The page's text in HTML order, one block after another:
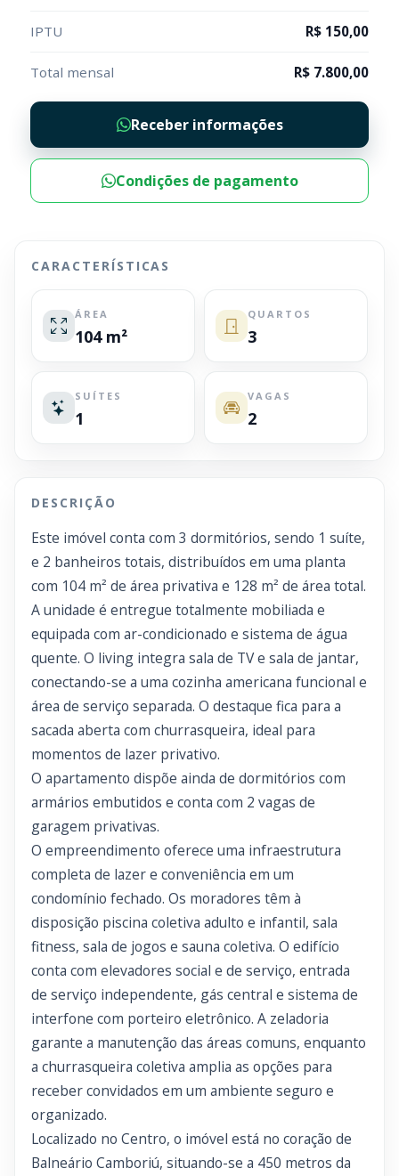
IPTU R$ 150,00
Total mensal R$ 7.800,00
Receber informações
Condições de pagamento
CARACTERÍSTICAS
ÁREA
104 m²
QUARTOS
3
SUÍTES
1
VAGAS
2
DESCRIÇÃO
Este imóvel conta com 3 dormitórios, sendo 1 suíte,
e 2 banheiros totais, distribuídos em uma planta
com 104 m² de área privativa e 128 m² de área total.
A unidade é entregue totalmente mobiliada e
equipada com ar-condicionado e sistema de água
quente. O living integra sala de TV e sala de jantar,
conectando-se a uma cozinha americana funcional e
área de serviço separada. O destaque fica para a
sacada aberta com churrasqueira, ideal para
momentos de lazer privativo.
O apartamento dispõe ainda de dormitórios com
armários embutidos e conta com 2 vagas de
garagem privativas.
O empreendimento oferece uma infraestrutura
completa de lazer e conveniência em um
condomínio fechado. Os moradores têm à
disposição piscina coletiva adulto e infantil, sala
fitness, sala de jogos e sauna coletiva. O edifício
conta com elevadores social e de serviço, entrada
de serviço independente, gás central e sistema de
interfone com porteiro eletrônico. A zeladoria
garante a manutenção das áreas comuns, enquanto
a churrasqueira coletiva amplia as opções para
receber convidados em um ambiente seguro e
organizado.
Localizado no Centro, o imóvel está no coração de
Balneário Camboriú, situando-se a 450 metros da